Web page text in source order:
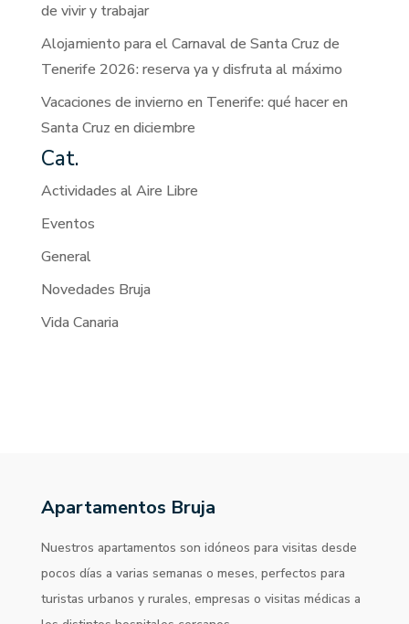
de vivir y trabajar
Alojamiento para el Carnaval de Santa Cruz de
Tenerife 2026: reserva ya y disfruta al máximo
Vacaciones de invierno en Tenerife: qué hacer en
Santa Cruz en diciembre
Cat.
Actividades al Aire Libre
Eventos
General
Novedades Bruja
Vida Canaria
Apartamentos Bruja
Nuestros apartamentos son idóneos para visitas desde
pocos días a varias semanas o meses, perfectos para
turistas urbanos y rurales, empresas o visitas médicas a